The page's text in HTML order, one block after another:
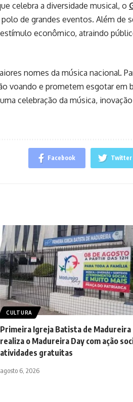
celebra a diversidade musical, o
de grandes eventos. Além de
econômico, atraindo
nomes da música nacional.
voando e prometem esgotar em
celebração da música,
Facebook Twitter
CULTURA
Primeira Igreja Batista de Madureira
realiza o Madureira Day com ação
atividades gratuitas
agosto 6, 2026